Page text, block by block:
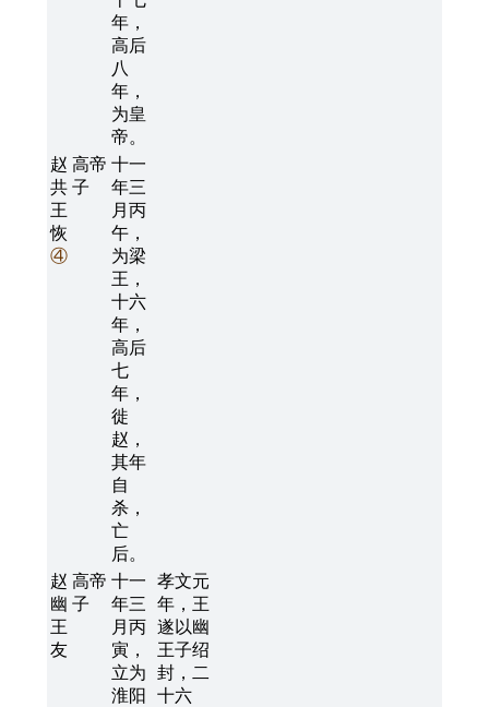
年，
高后
八
年，
为皇
帝。
赵
共
王
恢
④
高帝
子
十一
年三
月丙
午，
为梁
王，
十六
年，
高后
七
年，
徙
赵，
其年
自
杀，
亡
后。
赵
幽
王
友
高帝
子
十一
年三
月丙
寅，
立为
淮阳
孝文元
年，王
遂以幽
王子绍
封，二
十六